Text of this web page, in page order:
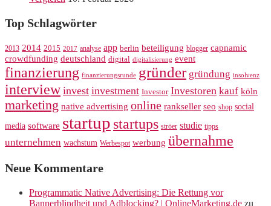
Top Schlagwörter
2013 2014 2015 2017 analyse app berlin beteiligung blogger capnamic
crowdfunding deutschland digital digitalisierung event
finanzierung finanzierungsrunde gründer gründung insolvenz
interview invest investment Investor Investoren kauf köln
marketing native advertising online rankseller seo shop social
media software startup startups ströer studie tipps
unternehmen wachstum Werbespot werbung übernahme
Neue Kommentare
Programmatic Native Advertising: Die Rettung vor
Bannerblindheit und Adblocking? | OnlineMarketing.de zu